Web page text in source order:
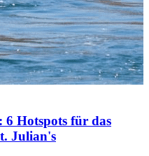
6 Hotspots für das
Julian's